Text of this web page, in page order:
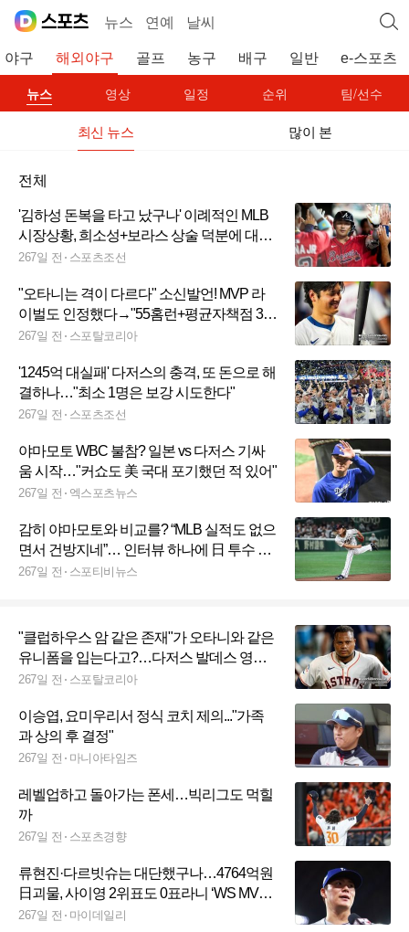
뉴스 연예 날씨
야구 해외야구 골프 농구 배구 일반 e-스포츠
뉴스 영상 일정 순위 팀/선수
최신 뉴스 많이 본
전체
'김하성 돈복을 타고 났구나' 이례적인 MLB
시장상황, 희소성+보라스 상술 덕분에 대박
계약 가능성 UP
267일 전 스포츠조선
"오타니는 격이 다르다" 소신발언! MVP 라
이벌도 인정했다→"55홈런+평균자책점 3점
대 이하, 이런 선수 없다"
267일 전 스포탈코리아
'1245억 대실패' 다저스의 충격, 또 돈으로 해
결하나…"최소 1명은 보강 시도한다"
267일 전 스포츠조선
야마모토 WBC 불참? 일본 vs 다저스 기싸
움 시작…"커쇼도 美 국대 포기했던 적 있어"
267일 전 엑스포츠뉴스
감히 야마모토와 비교를? “MLB 실적도 없으
면서 건방지네”… 인터뷰 하나에 日 투수 찍
혔다?
267일 전 스포티비뉴스
"클럽하우스 암 같은 존재"가 오타니와 같은
유니폼을 입는다고?…다저스 발데스 영입
설에 팬들 극렬 반발
267일 전 스포탈코리아
이승엽, 요미우리서 정식 코치 제의..."가족
과 상의 후 결정"
267일 전 마니아타임즈
레벨업하고 돌아가는 폰세…빅리그도 먹힐
까
267일 전 스포츠경향
류현진·다르빗슈는 대단했구나…4764억원
日괴물, 사이영 2위표도 0표라니 ‘WS MVP
의 굴욕’
267일 전 마이데일리